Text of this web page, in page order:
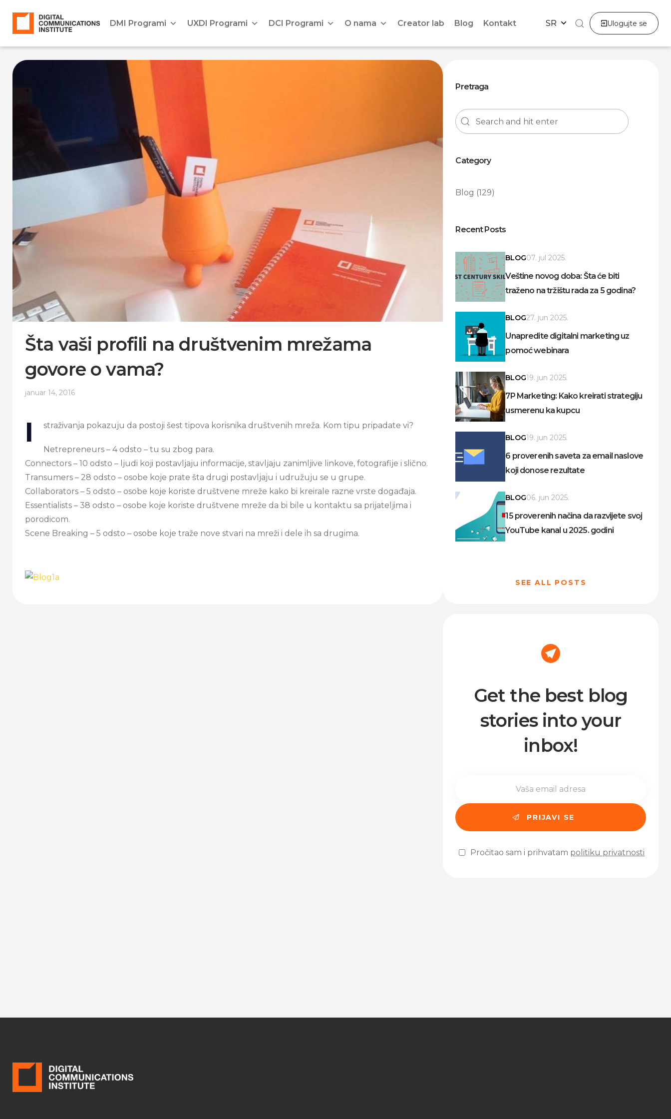
DMI Programi UXDI Programi DCI Programi O nama Creator lab Blog Kontakt SR Ulogujte se
Šta vaši profili na društvenim mrežama
govore o vama?
januar 14, 2016
I straživanja pokazuju da postoji šest tipova korisnika društvenih mreža. Kom tipu pripadate vi?
Netrepreneurs – 4 odsto – tu su zbog para.
Connectors – 10 odsto – ljudi koji postavljaju informacije, stavljaju zanimljive linkove, fotografije i slično.
Transumers – 28 odsto – osobe koje prate šta drugi postavljaju i udružuju se u grupe.
Collaborators – 5 odsto – osobe koje koriste društvene mreže kako bi kreirale razne vrste događaja.
Essentialists – 38 odsto – osobe koje koriste društvene mreže da bi bile u kontaktu sa prijateljima i
porodicom.
Scene Breaking – 5 odsto – osobe koje traže nove stvari na mreži i dele ih sa drugima.
Pretraga
Category
Blog (129)
Recent Posts
BLOG07. jul 2025.
Veštine novog doba: Šta će biti
traženo na tržištu rada za 5 godina?
BLOG27. jun 2025.
Unapredite digitalni marketing uz
pomoć webinara
BLOG19. jun 2025.
7P Marketing: Kako kreirati strategiju
usmerenu ka kupcu
BLOG19. jun 2025.
6 proverenih saveta za email naslove
koji donose rezultate
BLOG06. jun 2025.
15 proverenih načina da razvijete svoj
YouTube kanal u 2025. godini
SEE ALL POSTS
Get the best blog
stories into your
inbox!
Pročitao sam i prihvatam politiku privatnosti